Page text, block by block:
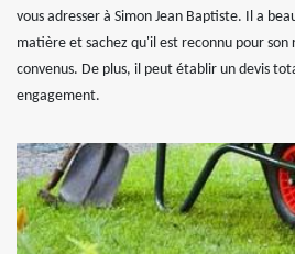
vous adresser à Simon Jean Baptiste. Il a
matière et sachez qu'il est reconnu pour son
convenus. De plus, il peut établir un devis
engagement.